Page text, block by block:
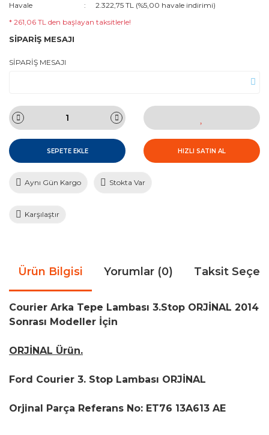
Havale
2.322,75 TL (%5,00 havale indirimi)
* 261,06 TL den başlayan taksitlerle!
SİPARİŞ MESAJI
SİPARİŞ MESAJI
SEPETE EKLE HIZLI SATIN AL
Aynı Gün Kargo Stokta Var
Karşılaştır
Ürün Bilgisi Yorumlar (0) Taksit
Courier Arka Tepe Lambası 3.Stop ORJİNAL 2014
Sonrası Modeller İçin
ORJİNAL Ürün.
Ford Courier 3. Stop Lambası ORJİNAL
Orjinal Parça Referans No: ET76 13A613 AE